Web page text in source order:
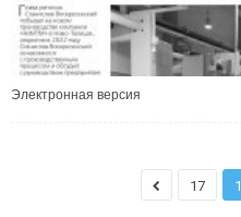
Электронная версия
17